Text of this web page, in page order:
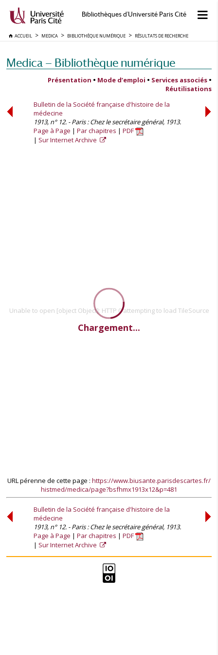
Bibliothèques d'Université Paris Cité
ACCUEIL MEDICA BIBLIOTHÈQUE NUMÉRIQUE RÉSULTATS DE RECHERCHE
Medica — Bibliothèque numérique
Présentation • Mode d’emploi • Services associés •
Réutilisations
Bulletin de la Société française d'histoire de la
médecine
1913, n° 12. - Paris : Chez le secrétaire général, 1913.
Page à Page
Par chapitres
PDF
Sur Internet Archive
Unable to open [object Object]: HTTP 0 attempting to load TileSource
Chargement...
URL pérenne de cette page : https://www.biusante.parisdescartes.fr/
histmed/medica/page?bsfhmx1913x12&p=481
Bulletin de la Société française d'histoire de la
médecine
1913, n° 12. - Paris : Chez le secrétaire général, 1913.
Page à Page
Par chapitres
PDF
Sur Internet Archive